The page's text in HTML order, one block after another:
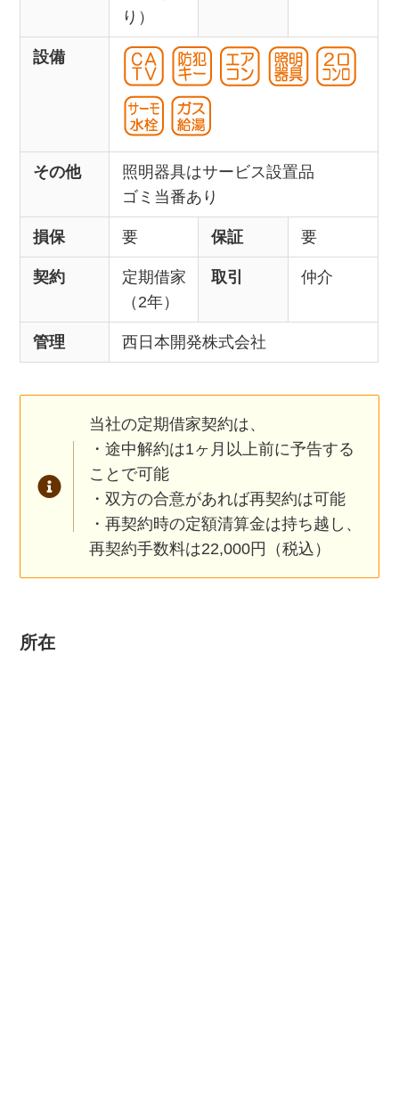
り）
設備
その他
照明器具はサービス設置品
ゴミ当番あり
損保 要 保証 要
契約
定期借家
（2年）
取引 仲介
管理 西日本開発株式会社
当社の定期借家契約は、
・途中解約は1ヶ月以上前に予告する
ことで可能
・双方の合意があれば再契約は可能
・再契約時の定額清算金は持ち越し、
再契約手数料は22,000円（税込）
所在